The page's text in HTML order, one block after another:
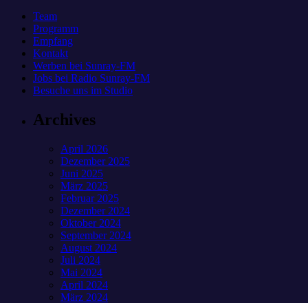
Team
Programm
Empfang
Kontakt
Werben bei Sunray-FM
Jobs bei Radio Sunray-FM
Besuche uns im Studio
Archives
April 2026
Dezember 2025
Juni 2025
März 2025
Februar 2025
Dezember 2024
Oktober 2024
September 2024
August 2024
Juli 2024
Mai 2024
April 2024
März 2024